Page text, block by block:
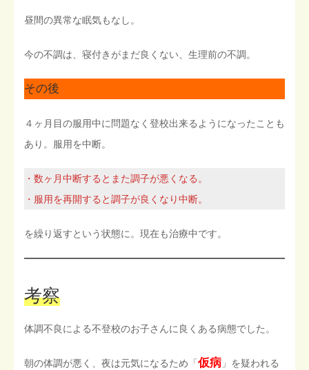
昼間の異常な眠気もなし。
今の不調は、寝付きがまだ良くない、生理前の不調。
その後
４ヶ月目の服用中に問題なく登校出来るようになったことも
あり。服用を中断。
・数ヶ月中断するとまた調子が悪くなる。
・服用を再開すると調子が良くなり中断。
を繰り返すという状態に。現在も治療中です。
考察
体調不良による不登校のお子さんに良くある病態でした。
朝の体調が悪く、夜は元気になるため「仮病 」を疑われる